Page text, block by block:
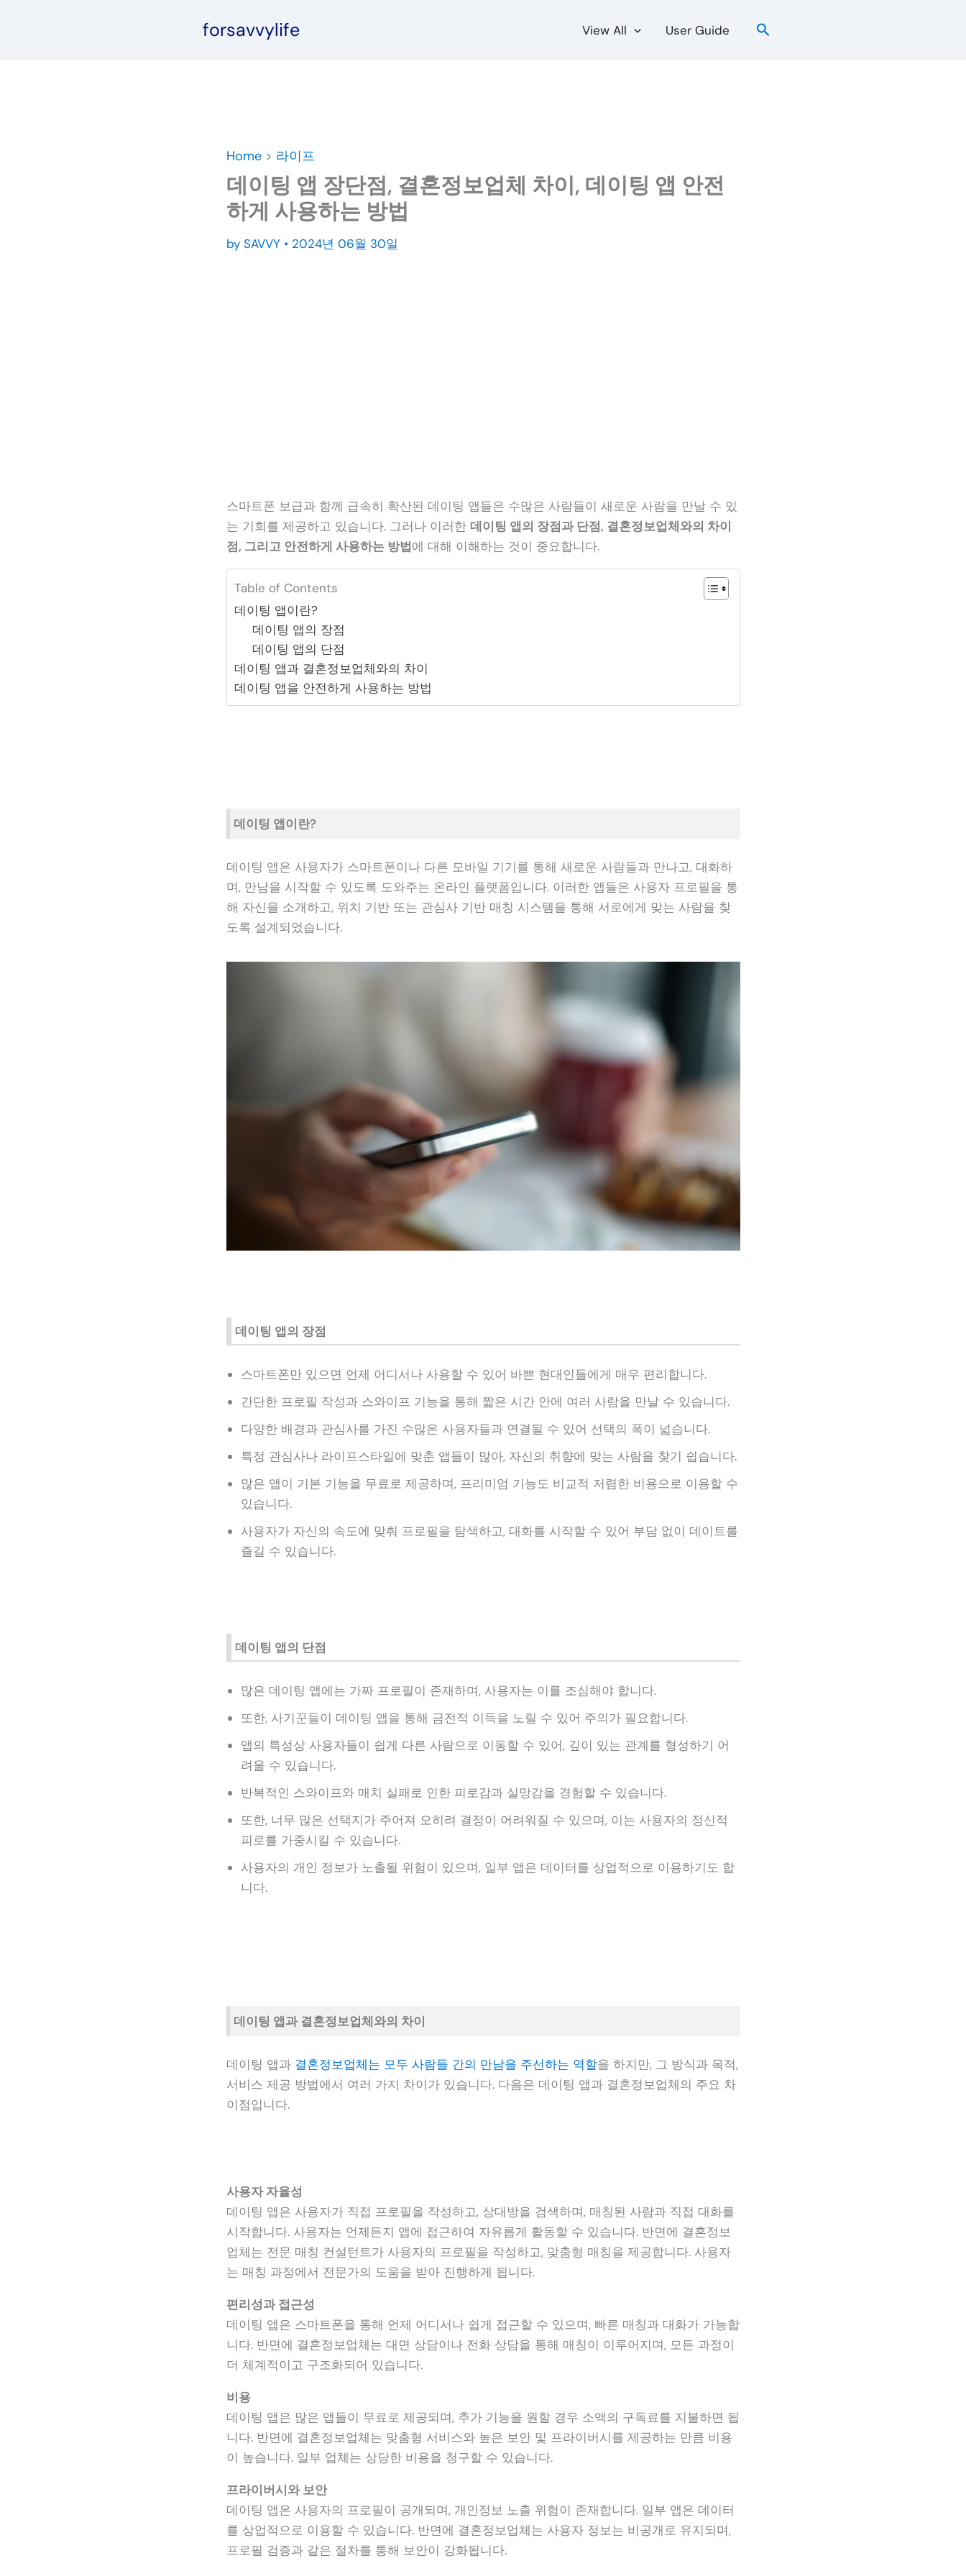
forsavvylife View All User Guide
검
Home> 라이프
데이팅 앱 장단점, 결혼정보업체 차이, 데이팅 앱 안전
하게 사용하는 방법
by SAVVY • 2024년 06월 30일
스마트폰 보급과 함께 급속히 확산된 데이팅 앱들은 수많은 사람들이 새로운 사람을 만날 수 있
는 기회를 제공하고 있습니다. 그러나 이러한 데이팅 앱의 장점과 단점, 결혼정보업체와의 차이
점, 그리고 안전하게 사용하는 방법에 대해 이해하는 것이 중요합니다.
Table of Contents
데이팅 앱이란?
데이팅 앱의 장점
데이팅 앱의 단점
데이팅 앱과 결혼정보업체와의 차이
데이팅 앱을 안전하게 사용하는 방법
데이팅 앱이란?
데이팅 앱은 사용자가 스마트폰이나 다른 모바일 기기를 통해 새로운 사람들과 만나고, 대화하
며, 만남을 시작할 수 있도록 도와주는 온라인 플랫폼입니다. 이러한 앱들은 사용자 프로필을 통
해 자신을 소개하고, 위치 기반 또는 관심사 기반 매칭 시스템을 통해 서로에게 맞는 사람을 찾
도록 설계되었습니다.
데이팅 앱의 장점
스마트폰만 있으면 언제 어디서나 사용할 수 있어 바쁜 현대인들에게 매우 편리합니다​.
간단한 프로필 작성과 스와이프 기능을 통해 짧은 시간 안에 여러 사람을 만날 수 있습니다​.
다양한 배경과 관심사를 가진 수많은 사용자들과 연결될 수 있어 선택의 폭이 넓습니다.
특정 관심사나 라이프스타일에 맞춘 앱들이 많아, 자신의 취향에 맞는 사람을 찾기 쉽습니다.
많은 앱이 기본 기능을 무료로 제공하며, 프리미엄 기능도 비교적 저렴한 비용으로 이용할 수
있습니다​.
사용자가 자신의 속도에 맞춰 프로필을 탐색하고, 대화를 시작할 수 있어 부담 없이 데이트를
즐길 수 있습니다.
데이팅 앱의 단점
많은 데이팅 앱에는 가짜 프로필이 존재하며, 사용자는 이를 조심해야 합니다​.
또한, 사기꾼들이 데이팅 앱을 통해 금전적 이득을 노릴 수 있어 주의가 필요합니다​.
앱의 특성상 사용자들이 쉽게 다른 사람으로 이동할 수 있어, 깊이 있는 관계를 형성하기 어
려울 수 있습니다.
반복적인 스와이프와 매치 실패로 인한 피로감과 실망감을 경험할 수 있습니다.
또한, 너무 많은 선택지가 주어져 오히려 결정이 어려워질 수 있으며, 이는 사용자의 정신적
피로를 가중시킬 수 있습니다.
사용자의 개인 정보가 노출될 위험이 있으며, 일부 앱은 데이터를 상업적으로 이용하기도 합
니다.
데이팅 앱과 결혼정보업체와의 차이
데이팅 앱과 결혼정보업체는 모두 사람들 간의 만남을 주선하는 역할을 하지만, 그 방식과 목적,
서비스 제공 방법에서 여러 가지 차이가 있습니다. 다음은 데이팅 앱과 결혼정보업체의 주요 차
이점입니다.
사용자 자율성
데이팅 앱은 사용자가 직접 프로필을 작성하고, 상대방을 검색하며, 매칭된 사람과 직접 대화를
시작합니다. 사용자는 언제든지 앱에 접근하여 자유롭게 활동할 수 있습니다. 반면에 결혼정보
업체는 전문 매칭 컨설턴트가 사용자의 프로필을 작성하고, 맞춤형 매칭을 제공합니다. 사용자
는 매칭 과정에서 전문가의 도움을 받아 진행하게 됩니다.
편리성과 접근성
데이팅 앱은 스마트폰을 통해 언제 어디서나 쉽게 접근할 수 있으며, 빠른 매칭과 대화가 가능합
니다. 반면에 결혼정보업체는 대면 상담이나 전화 상담을 통해 매칭이 이루어지며, 모든 과정이
더 체계적이고 구조화되어 있습니다.
비용
데이팅 앱은 많은 앱들이 무료로 제공되며, 추가 기능을 원할 경우 소액의 구독료를 지불하면 됩
니다. 반면에 결혼정보업체는 맞춤형 서비스와 높은 보안 및 프라이버시를 제공하는 만큼 비용
이 높습니다. 일부 업체는 상당한 비용을 청구할 수 있습니다​.
프라이버시와 보안
데이팅 앱은 사용자의 프로필이 공개되며, 개인정보 노출 위험이 존재합니다. 일부 앱은 데이터
를 상업적으로 이용할 수 있습니다​. 반면에 결혼정보업체는 사용자 정보는 비공개로 유지되며,
프로필 검증과 같은 절차를 통해 보안이 강화됩니다.